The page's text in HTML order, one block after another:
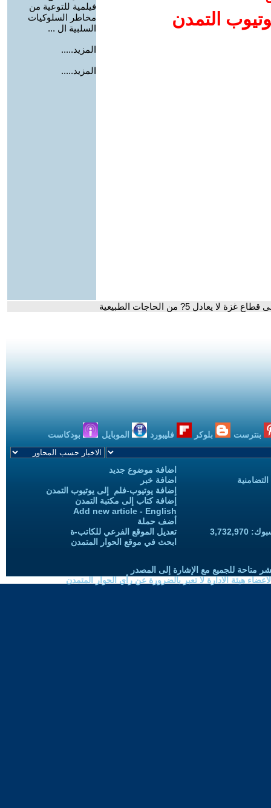
التمدن
فيلمية للتوعية من
مخاطر السلوكيات
السلبية ال ...
المزيد.....
المزيد.....
5? من الحاجات الطبيعية
بنترست بلوكر فليبورد الموبايل بودكاست
اضافة موضوع جديد
اضافة خبر
إضافة يوتيوب-فلم إلى يوتيوب التمدن
إضافة كتاب إلى مكتبة التمدن
Add new article - English
أضف حملة
تعديل الموقع الفرعي للكاتب-ة
ابحث في موقع الحوار المتمدن
متاحة للجميع مع الإشارة إلى المصدر
هيئة الادارة لا تعبر بالضرورة عن رأي الحوار المتمدن